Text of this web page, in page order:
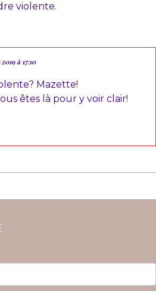
violente.
à 17:10
Mazette!
êtes là pour y voir clair!